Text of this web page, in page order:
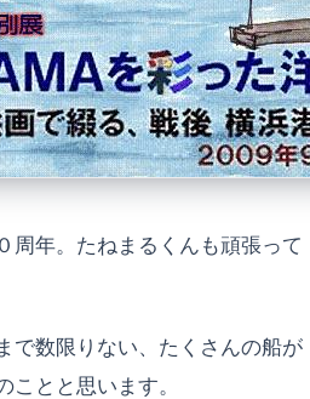
周年。たねまるくんも頑張って
で数限りない、たくさんの船が
ことと思います。